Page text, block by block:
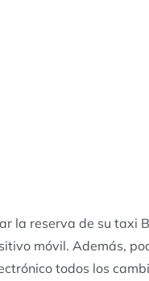
la reserva de su taxi
móvil. Además,
todos los